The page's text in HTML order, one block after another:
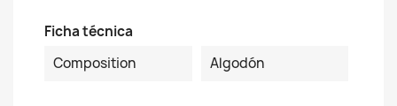
Ficha técnica
Composition
Algodón